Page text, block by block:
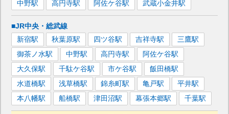
中野駅 高円寺駅 阿佐ケ谷駅 武蔵小金井駅
■JR中央・総武線
新宿駅 秋葉原駅 四ツ谷駅 吉祥寺駅 三鷹駅
御茶ノ水駅 中野駅 高円寺駅 阿佐ケ谷駅
大久保駅 千駄ケ谷駅 市ケ谷駅 飯田橋駅
水道橋駅 浅草橋駅 錦糸町駅 亀戸駅 平井駅
本八幡駅 船橋駅 津田沼駅 幕張本郷駅 千葉駅